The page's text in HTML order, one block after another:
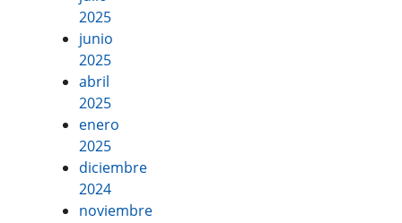
2025
junio
2025
abril
2025
enero
2025
diciembre
2024
noviembre